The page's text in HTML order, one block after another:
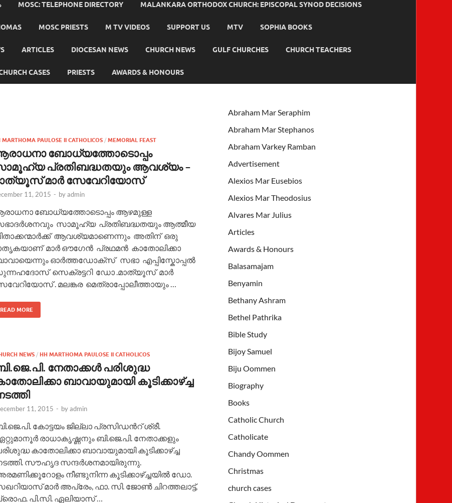
MOSC: TELEPHONE DIRECTORY MALANKARA ORTHODOX CHURCH: EPISCOPAL SYNOD DECISIONS
MOSC PRIESTS M TV VIDEOS SUPPORT US MTV SOPHIA BOOKS
ARTICLES DIOCESAN NEWS CHURCH NEWS GULF CHURCHES CHURCH TEACHERS
CASES PRIESTS AWARDS & HONOURS
MARTHOMA PAULOSE II CATHOLICOS / MEMORIAL FEAST
ബോധ്യത്തോടൊപ്പം
പ്രതിബദ്ധതയും ആവശ്യം –
മാർ സേവേറിയോസ്
11, 2015 - byadmin
ബോധ്യത്തോടൊപ്പം ആഴമുള്ള
സാമൂഹ്യ പ്രതിബദ്ധതയും ആത്മീയ
ആവശ്യമാണെന്നും അതിന് ഒരു
മാർ ഔഗേന്‍ പ്രഥമന്‍ കാതോലിക്കാ
ഓർത്തഡോക്സ് സഭാ എപ്പിസ്കോപ്പല്‍
സെക്രട്ടറി ഡോ .മാത്യൂസ്‌ മാര്‍
. മലങ്കര മെത്രാപ്പോലീത്തായും …
READ MORE
NEWS / HH MARTHOMA PAULOSE II CATHOLICOS
നേതാക്കള്‍ പരിശുദ്ധ
ബാവായുമായി കൂടിക്കാഴ്ച്ച
11, 2015 - byadmin
കോട്ടയം ജില്ലാ പ്രസിഡന്‍റ് ശ്രീ.
രാധാകൃഷ്ണനും ബി.ജെ.പി. നേതാക്കളും
കാതോലിക്കാ ബാവായുമായി കൂടിക്കാഴ്ച്ച
സൗഹൃദ സന്ദര്‍ശനമായിരുന്നു.
നീണ്ടുനിന്ന കൂടിക്കാഴ്ച്ചയില്‍ ഡോ.
മാര്‍ അപ്രേം, ഫാ. സി. ജോണ്‍ ചിറത്തലാട്ട്,
പി.സി. ഏലിയാസ് …
Abraham Mar Seraphim
Abraham Mar Stephanos
Abraham Varkey Ramban
Advertisement
Alexios Mar Eusebios
Alexios Mar Theodosius
Alvares Mar Julius
Articles
Awards & Honours
Balasamajam
Benyamin
Bethany Ashram
Bethel Pathrika
Bible Study
Bijoy Samuel
Biju Oommen
Biography
Books
Catholic Church
Catholicate
Chandy Oommen
Christmas
church cases